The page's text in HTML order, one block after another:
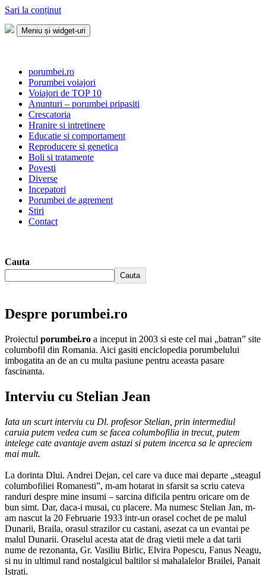
Sari la conținut
Meniu și widget-uri
porumbei.ro
Porumbei voiajori
Voiajori de TOP 10
Anunturi – porumbei pripasiti
Crescatoria
Hranire si intretinere
Educatie si comportament
Reproducere si genetica
Boli si tratamente
Povesti
Diverse
Incepatori
Porumbei de agrement
Stiri
Contact
Cauta
Cauta
Despre porumbei.ro
Proiectul porumbei.ro a inceput in 2003 si este cel mai „batran” site
columbofil din Romania. Aici gasiti enciclopedia porumbelului
imbogatita an de an cu multa pasiune pentru aceasta pasare
fascinanta.
Interviu cu Stelian Jean
Iata un scurt interviu cu Dl. profesor Stelian, prin intermediul
caruia putem vedea cum se facea columbofilia in trecut, putem
intelege cate avantaje avem astazi si putem incerca sa le apreciem
mai mult.
La dorinta Dlui. Andrei Dejan, cel care va duce mai departe „steagul
columbofiliei Romanesti”, m-am hotarat in sfarsit sa scriu cateva
randuri despre mine insumi – sarcina dificila pentru oricare om de
bun simt. Dar, daca-i musai, cu placere. Ma numesc Stelian Jan, m-
am nascut la 20 Februarie 1933 intr-un orasel cochet de pe malul
Dunarii, Braila, orasul strazilor cu castani, asezat ca un evantai pe
malul Dunarii. Oraselul acesta atat de drag vietii mele a dat tarii
nume de rezonanta, Gr. Vasiliu Birlic, Elvira Popescu, Fanus Neagu,
si nu in ultimul rand nostalgicul baltilor si mahalalelor Brailei, Panait
Istrati.